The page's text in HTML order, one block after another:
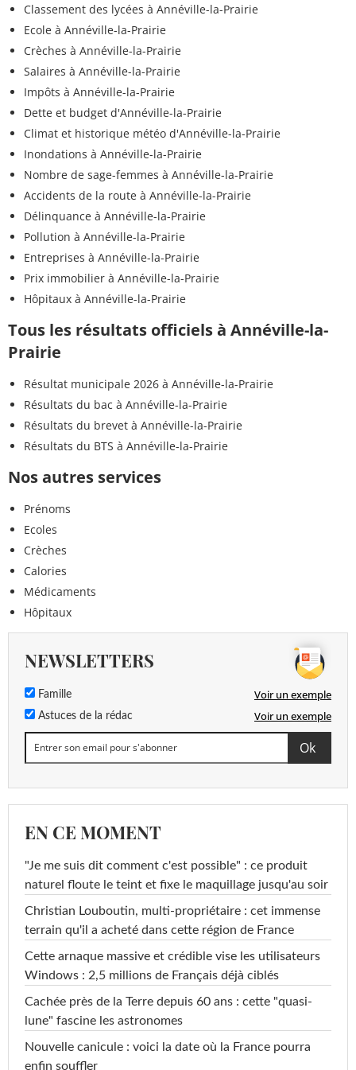
Classement des lycées à Annéville-la-Prairie
Ecole à Annéville-la-Prairie
Crèches à Annéville-la-Prairie
Salaires à Annéville-la-Prairie
Impôts à Annéville-la-Prairie
Dette et budget d'Annéville-la-Prairie
Climat et historique météo d'Annéville-la-Prairie
Inondations à Annéville-la-Prairie
Nombre de sage-femmes à Annéville-la-Prairie
Accidents de la route à Annéville-la-Prairie
Délinquance à Annéville-la-Prairie
Pollution à Annéville-la-Prairie
Entreprises à Annéville-la-Prairie
Prix immobilier à Annéville-la-Prairie
Hôpitaux à Annéville-la-Prairie
Tous les résultats officiels à Annéville-la-
Prairie
Résultat municipale 2026 à Annéville-la-Prairie
Résultats du bac à Annéville-la-Prairie
Résultats du brevet à Annéville-la-Prairie
Résultats du BTS à Annéville-la-Prairie
Nos autres services
Prénoms
Ecoles
Crèches
Calories
Médicaments
Hôpitaux
NEWSLETTERS
Famille Voir un exemple
Astuces de la rédac Voir un exemple
EN CE MOMENT
"Je me suis dit comment c'est possible" : ce produit
naturel floute le teint et fixe le maquillage jusqu'au soir
Christian Louboutin, multi-propriétaire : cet immense
terrain qu'il a acheté dans cette région de France
Cette arnaque massive et crédible vise les utilisateurs
Windows : 2,5 millions de Français déjà ciblés
Cachée près de la Terre depuis 60 ans : cette "quasi-
lune" fascine les astronomes
Nouvelle canicule : voici la date où la France pourra
enfin souffler